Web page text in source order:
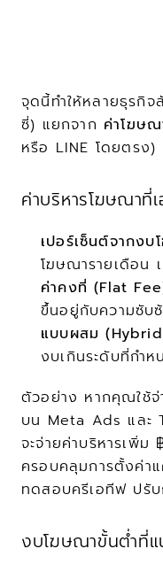
จุดนี้ทำให้หลายธุรกิจ
ซี่) แยกจาก ค่าโฆษณ
หรือ LINE โดยตรง)
ค่าบริหารโฆษณาที่เ
เปอร์เซ็นต์จากงบ
โฆษณารายเดือน
ค่าคงที่ (Flat
ขึ้นอยู่กับความซับ
แบบผสม
งบเกินระดับที่กำห
ตัวอย่าง หากคุณใช้
บน Meta Ads และ
จะจ่ายค่าบริหารเพิ่
ครอบคลุมการตั้งค่า
ทดสอบครีเอทีฟ ปรับ
งบโฆษณาขั้นต่ำที่แ